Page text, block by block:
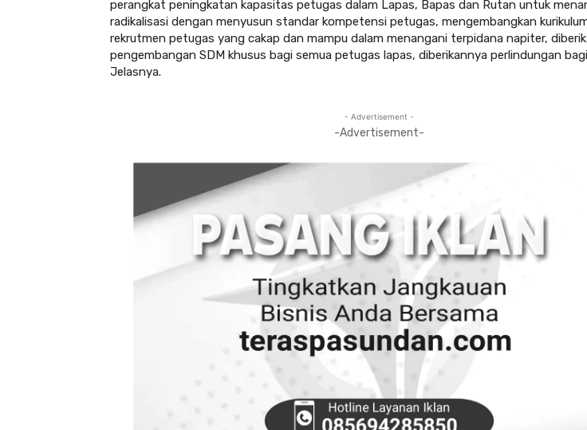
perangkat peningkatan kapasitas petugas dalam Lapas, Bapas dan Rutan untuk
radikalisasi dengan menyusun standar kompetensi petugas, mengembangkan
rekrutmen petugas yang cakap dan mampu dalam menangani terpidana napiter,
pengembangan SDM khusus bagi semua petugas lapas, diberikannya perlindungan
Jelasnya.
- Advertisement -
-Advertisement-